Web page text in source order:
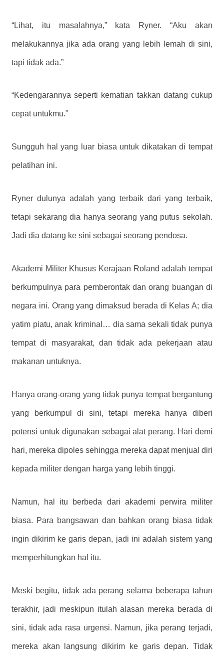
“Lihat, itu masalahnya,” kata Ryner. “Aku akan
melakukannya jika ada orang yang lebih lemah di sini,
tapi tidak ada.”
“Kedengarannya seperti kematian takkan datang cukup
cepat untukmu.”
Sungguh hal yang luar biasa untuk dikatakan di tempat
pelatihan ini.
Ryner dulunya adalah yang terbaik dari yang terbaik,
tetapi sekarang dia hanya seorang yang putus sekolah.
Jadi dia datang ke sini sebagai seorang pendosa.
Akademi Militer Khusus Kerajaan Roland adalah tempat
berkumpulnya para pemberontak dan orang buangan di
negara ini. Orang yang dimaksud berada di Kelas A; dia
yatim piatu, anak kriminal… dia sama sekali tidak punya
tempat di masyarakat, dan tidak ada pekerjaan atau
makanan untuknya.
Hanya orang-orang yang tidak punya tempat bergantung
yang berkumpul di sini, tetapi mereka hanya diberi
potensi untuk digunakan sebagai alat perang. Hari demi
hari, mereka dipoles sehingga mereka dapat menjual diri
kepada militer dengan harga yang lebih tinggi.
Namun, hal itu berbeda dari akademi perwira militer
biasa. Para bangsawan dan bahkan orang biasa tidak
ingin dikirim ke garis depan, jadi ini adalah sistem yang
memperhitungkan hal itu.
Meski begitu, tidak ada perang selama beberapa tahun
terakhir, jadi meskipun itulah alasan mereka berada di
sini, tidak ada rasa urgensi. Namun, jika perang terjadi,
mereka akan langsung dikirim ke garis depan. Tidak